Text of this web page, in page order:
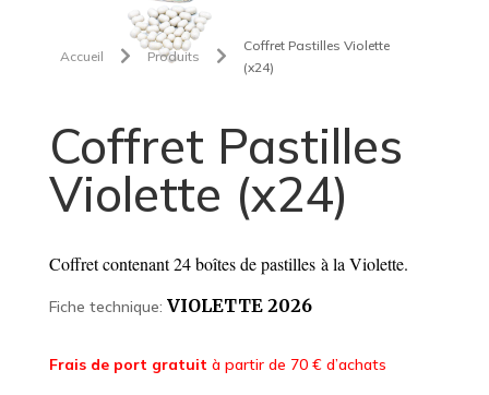
Accueil  Produits 
Coffret Pastilles Violette
(x24)
Coffret Pastilles
Violette (x24)
Coffret contenant 24 boîtes de pastilles à la Violette.
Fiche technique: VIOLETTE 2026
Frais de port gratuit à partir de 70 € d’achats